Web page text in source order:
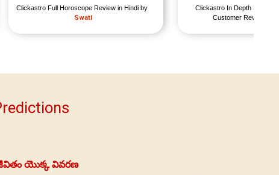
Swati
Clickastro In Depth
Customer Review by
యొక్క వివరణ